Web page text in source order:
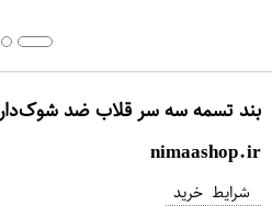
بند تسمه سه سر قلاب ضد شوک‌دار A 118
nimaashop.ir
شرایط خرید